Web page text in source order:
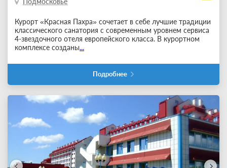
Курорт «Красная Пахра» сочетает в себе лучшие традиции
классического санатория с современным уровнем сервиса
4-звездочного отеля европейского класса. В курортном
комплексе созданы...
Подробнее